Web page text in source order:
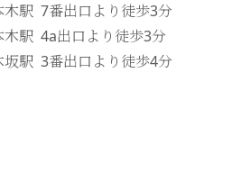
駅 7番出口より徒歩3分
駅 4a出口より徒歩3分
駅 3番出口より徒歩4分